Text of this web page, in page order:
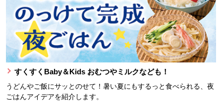
すくすくBaby＆Kids おむつやミルクなども！
うどんやご飯にサッとのせて！暑い夏にもするっと食べられる、夜
ごはんアイデアを紹介します。